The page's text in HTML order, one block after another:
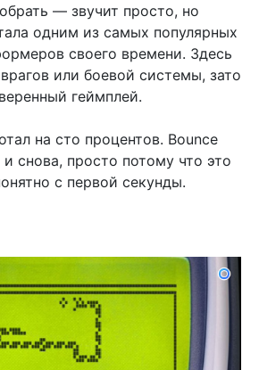
— звучит просто, но
одним из самых популярных
своего времени. Здесь
или боевой системы, зато
геймплей.
на сто процентов. Bounce
снова, просто потому что это
с первой секунды.